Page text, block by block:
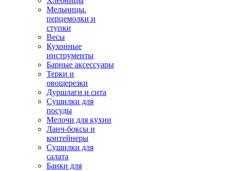
Мельницы.
перцемолки и
ступки
Весы
Кухонные
инструменты
Барные аксессуары
Терки и
овощерезки
Дуршлаги и сита
Сушилки для
посуды
Мелочи для кухни
Ланч-боксы и
контейнеры
Сушилки для
салата
Банки для